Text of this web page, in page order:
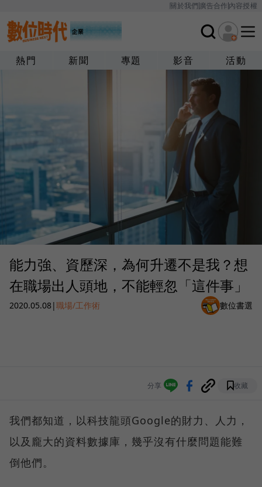
關於我們廣告合作內容授權
熱門 新聞 專題 影音 活動
能力強、資歷深，為何升遷不是我？想
在職場出人頭地，不能輕忽「這件事」
2020.05.08|職場/工作術 數位書選
分享 收藏
我們都知道，以科技龍頭Google的財力、人力，
以及龐大的資料數據庫，幾乎沒有什麼問題能難
倒他們。